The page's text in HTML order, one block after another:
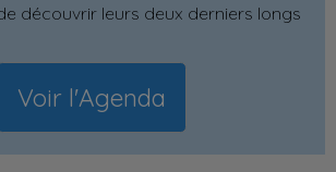
découvrir leurs deux derniers longs
Voir l'Agenda